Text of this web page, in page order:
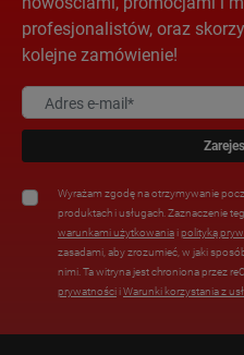
profesjonalistów, oraz
kolejne zamówienie!
Wyrażam zgodę na otrzymywanie
produktach i usługach. Zaznaczenie
warunkami użytkowania ipolityką
zasadami, aby zrozumieć, w jaki
nimi. Ta witryna jest chroniona przez
prywatności iWarunki korzystania z